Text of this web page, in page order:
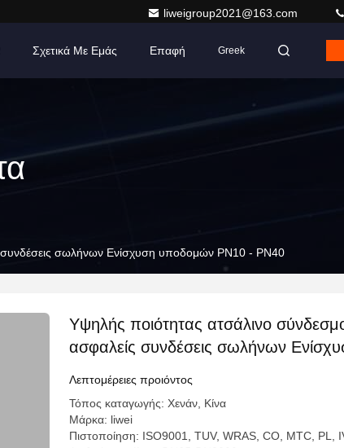
liweigroup2021@163.com
Σχετικά Με Εμάς Επαφή Greek
συνδέσεις σωλήνων Ενίσχυση υποδομών PN10 - PN40
Υψηλής ποιότητας ατσάλινο
ασφαλείς συνδέσεις σωλήνων
Λεπτομέρειες προιόντος
Τόπος καταγωγής: Χενάν, Κίνα
Μάρκα: liwei
Πιστοποίηση: ISO9001, TUV, WRAS, CO, MTC, PL,